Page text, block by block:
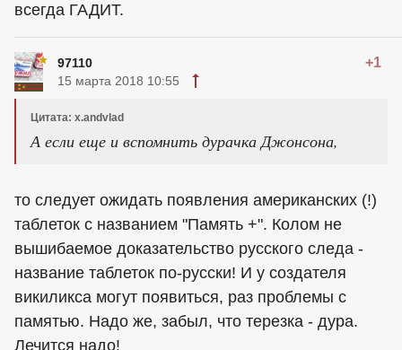
всегда ГАДИТ.
97110 +1
15 марта 2018 10:55
Цитата: x.andvlad
А если еще и вспомнить дурачка Джонсона,
то следует ожидать появления американских (!)
таблеток с названием "Память +". Колом не
вышибаемое доказательство русского следа -
название таблеток по-русски! И у создателя
викиликса могут появиться, раз проблемы с
памятью. Надо же, забыл, что терезка - дура.
Лечится надо!